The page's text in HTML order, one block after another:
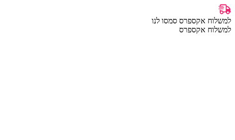
למשלוח אקספרס סמסו לנו
למשלוח אקספרס